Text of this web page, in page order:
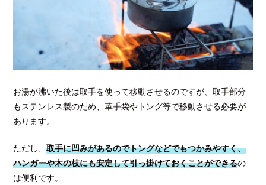
お湯が沸いた後は取手を使って移動させるのですが、取手部分
もステンレス製のため、革手袋やトング等で移動させる必要が
あります。
ただし、取手に凹みがあるのでトングなどでもつかみやすく、
ハンガーや木の枝にも安定して引っ掛けておくことができるの
は便利です。